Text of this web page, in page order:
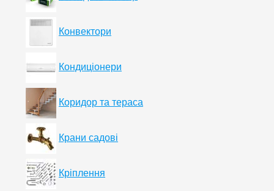
Конвектори
Кондиціонери
Коридор та тераса
Крани садові
Кріплення